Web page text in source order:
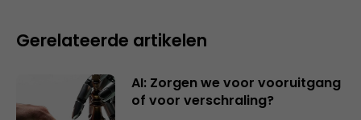
Gerelateerde artikelen
AI: Zorgen we voor vooruitgang
of voor verschraling?